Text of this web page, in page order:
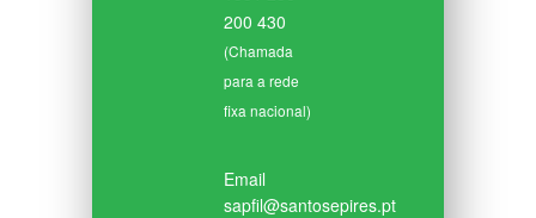
200 430
(Chamada
para a rede
fixa nacional)
Email
sapfil@santosepires.pt